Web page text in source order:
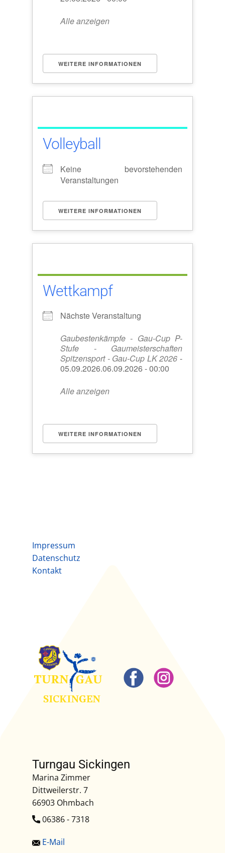
Alle anzeigen
WEITERE INFORMATIONEN
Volleyball
Keine bevorstehenden
Veranstaltungen
WEITERE INFORMATIONEN
Wettkampf
Nächste Veranstaltung
Gaubestenkämpfe - Gau-Cup P-
Stufe - Gaumeisterschaften
Spitzensport - Gau-Cup LK 2026 -
05.09.2026.06.09.2026 - 00:00
Alle anzeigen
WEITERE INFORMATIONEN
Impressum
Datenschutz
Kontakt
Turngau Sickingen
Marina Zimmer
Dittweilerstr. 7
66903 Ohmbach
​06386 - 7318
E-Mail